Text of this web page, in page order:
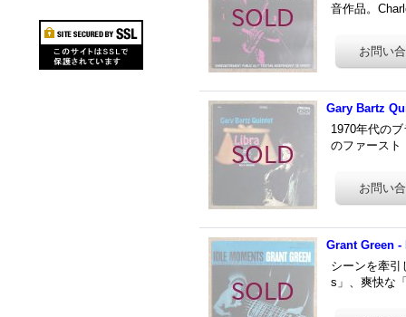
音作品。
Gary Bartz
1970年代の
のファース
Grant Green
シーンを牽引
s」、爽快な